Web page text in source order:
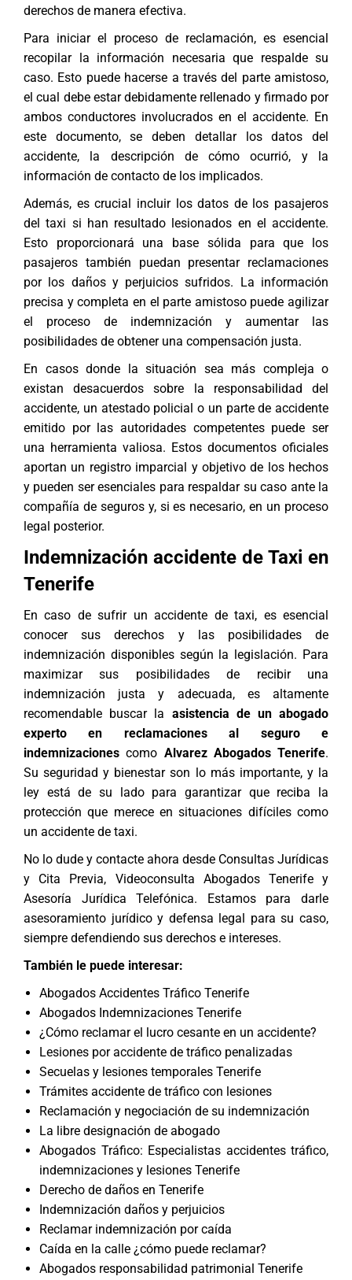
derechos de manera efectiva.
Para iniciar el proceso de reclamación, es esencial
recopilar la información necesaria que respalde su
caso. Esto puede hacerse a través del parte amistoso,
el cual debe estar debidamente rellenado y firmado por
ambos conductores involucrados en el accidente. En
este documento, se deben detallar los datos del
accidente, la descripción de cómo ocurrió, y la
información de contacto de los implicados.
Además, es crucial incluir los datos de los pasajeros
del taxi si han resultado lesionados en el accidente.
Esto proporcionará una base sólida para que los
pasajeros también puedan presentar reclamaciones
por los daños y perjuicios sufridos. La información
precisa y completa en el parte amistoso puede agilizar
el proceso de indemnización y aumentar las
posibilidades de obtener una compensación justa.
En casos donde la situación sea más compleja o
existan desacuerdos sobre la responsabilidad del
accidente, un atestado policial o un parte de accidente
emitido por las autoridades competentes puede ser
una herramienta valiosa. Estos documentos oficiales
aportan un registro imparcial y objetivo de los hechos
y pueden ser esenciales para respaldar su caso ante la
compañía de seguros y, si es necesario, en un proceso
legal posterior.
Indemnización accidente de Taxi en
Tenerife
En caso de sufrir un accidente de taxi, es esencial
conocer sus derechos y las posibilidades de
indemnización disponibles según la legislación. Para
maximizar sus posibilidades de recibir una
indemnización justa y adecuada, es altamente
recomendable buscar la asistencia de un abogado
experto en reclamaciones al seguro e
indemnizaciones como Alvarez Abogados Tenerife.
Su seguridad y bienestar son lo más importante, y la
ley está de su lado para garantizar que reciba la
protección que merece en situaciones difíciles como
un accidente de taxi.
No lo dude y contacte ahora desde Consultas Jurídicas
y Cita Previa, Videoconsulta Abogados Tenerifey
Asesoría Jurídica Telefónica. Estamos para darle
asesoramiento jurídico y defensa legal para su caso,
siempre defendiendo sus derechos e intereses.
También le puede interesar:
Abogados Accidentes Tráfico Tenerife
Abogados Indemnizaciones Tenerife
¿Cómo reclamar el lucro cesante en un accidente?
Lesiones por accidente de tráfico penalizadas
Secuelas y lesiones temporales Tenerife
Trámites accidente de tráfico con lesiones
Reclamación y negociación de su indemnización
La libre designación de abogado
Abogados Tráfico: Especialistas accidentes tráfico,
indemnizaciones y lesiones Tenerife
Derecho de daños en Tenerife
Indemnización daños y perjuicios
Reclamar indemnización por caída
Caída en la calle ¿cómo puede reclamar?
Abogados responsabilidad patrimonial Tenerife